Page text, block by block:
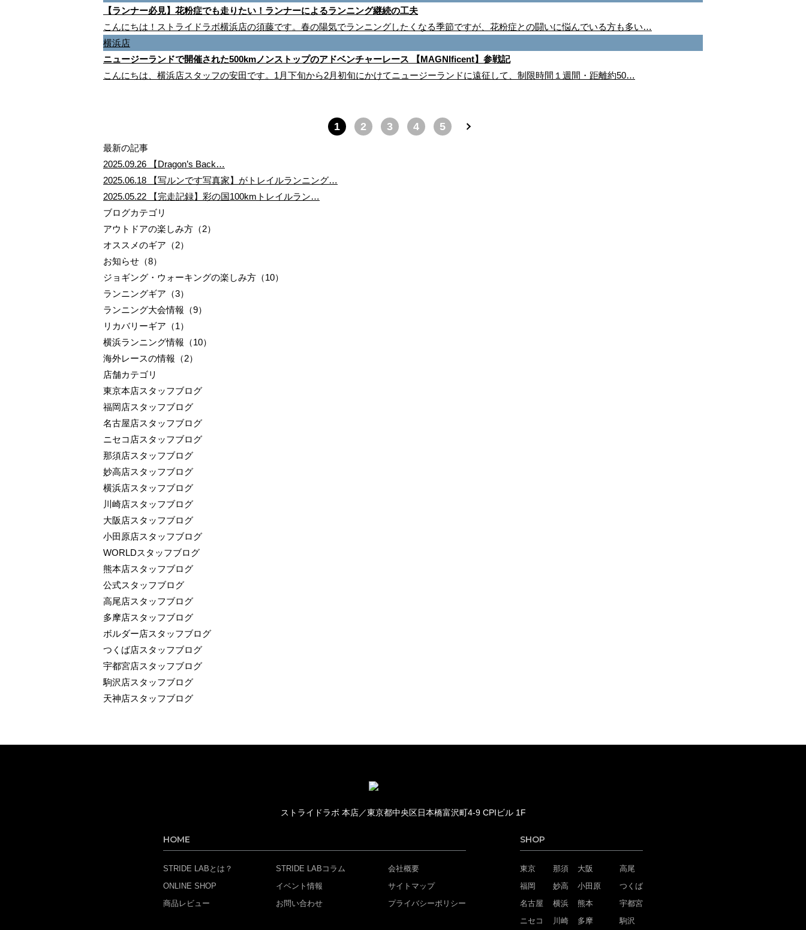
【ランナー必見】花粉症でも走りたい！ランナーによるランニング継続の工夫
こんにちは！ストライドラボ横浜店の須藤です。春の陽気でランニングしたくなる季節ですが、花粉症との闘いに悩んでいる方も多い…
横浜店
ニュージーランドで開催された500kmノンストップのアドベンチャーレース 【MAGNIficent】参戦記
こんにちは、横浜店スタッフの安田です。1月下旬から2月初旬にかけてニュージーランドに遠征して、制限時間１週間・距離約50…
1 2 3 4
5
最新の記事
2025.09.26
【Dragon’s Back…
2025.06.18
【写ルンです写真家】がトレイルランニング…
2025.05.22
【完走記録】彩の国100kmトレイルラン…
ブログカテゴリ
アウトドアの楽しみ方（2）
オススメのギア（2）
お知らせ（8）
ジョギング・ウォーキングの楽しみ方（10）
ランニングギア（3）
ランニング大会情報（9）
リカバリーギア（1）
横浜ランニング情報（10）
海外レースの情報（2）
店舗カテゴリ
東京本店スタッフブログ
福岡店スタッフブログ
名古屋店スタッフブログ
ニセコ店スタッフブログ
那須店スタッフブログ
妙高店スタッフブログ
横浜店スタッフブログ
川崎店スタッフブログ
大阪店スタッフブログ
小田原店スタッフブログ
WORLDスタッフブログ
熊本店スタッフブログ
公式スタッフブログ
高尾店スタッフブログ
多摩店スタッフブログ
ボルダー店スタッフブログ
つくば店スタッフブログ
宇都宮店スタッフブログ
駒沢店スタッフブログ
天神店スタッフブログ
ストライドラボ 本店／東京都中央区日本橋富沢町4-9 CPIビル 1F
HOME
STRIDE LABとは？
ONLINE SHOP
商品レビュー
STRIDE LABコラム
イベント情報
お問い合わせ
会社概要
サイトマップ
プライバシーポリシー
SHOP
東京
福岡
名古屋
ニセコ
那須
妙高
横浜
川崎
大阪
小田原
熊本
多摩
高尾
つくば
宇都宮
駒沢